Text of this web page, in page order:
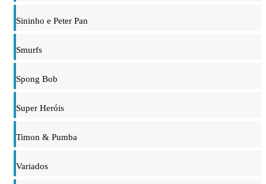
Sininho e Peter Pan
Smurfs
Spong Bob
Super Heróis
Timon & Pumba
Variados